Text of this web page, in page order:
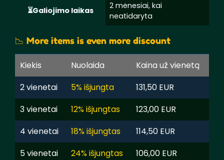
Galiojimo laikas
2 mėnesiai, kai
neatidaryta
📉 More items is even more discount
Kiekis Nuolaida
Kaina už vienetą
2 vienetai
5% išjungta
131,50 EUR
3 vienetai
12% išjungtas
123,00 EUR
4 vienetai
18% išjungtas
114,50 EUR
5 vienetai
24% išjungtas 106,00 EUR